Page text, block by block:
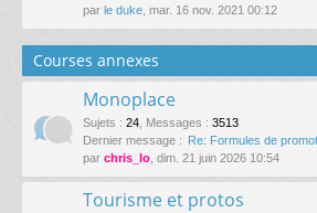
par le duke , mar. 16 nov. 2021 00:12
Courses annexes
Monoplace
Sujets : 24 Messages : 3513
Dernier message : Re: Formules de
par chris_lo , dim. 21 juin 2026 10:54
Tourisme et protos